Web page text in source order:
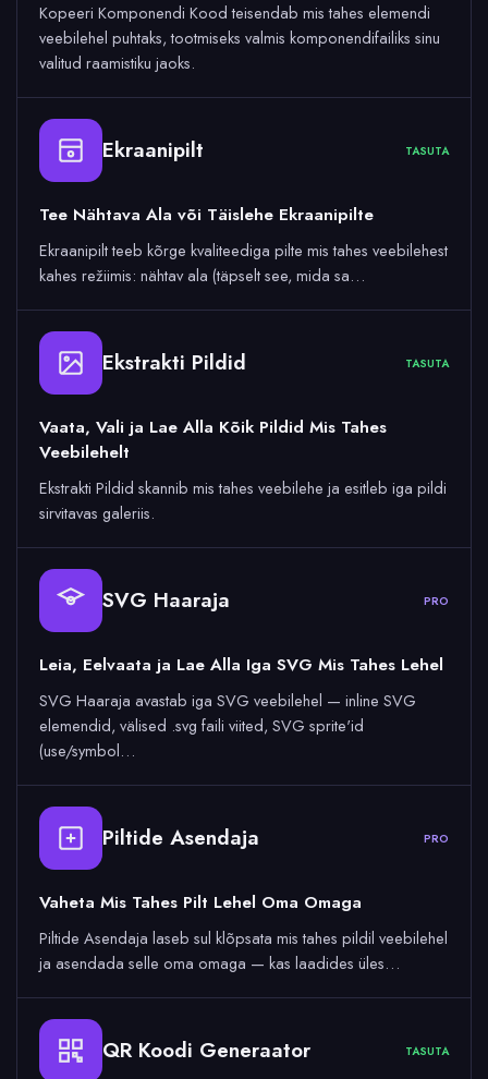
Kopeeri Komponendi Kood teisendab mis tahes elemendi
veebilehel puhtaks, tootmiseks valmis komponendifailiks sinu
valitud raamistiku jaoks.
Ekraanipilt TASUTA
Tee Nähtava Ala või Täislehe Ekraanipilte
Ekraanipilt teeb kõrge kvaliteediga pilte mis tahes veebilehest
kahes režiimis: nähtav ala (täpselt see, mida sa…
Ekstrakti Pildid TASUTA
Vaata, Vali ja Lae Alla Kõik Pildid Mis Tahes
Veebilehelt
Ekstrakti Pildid skannib mis tahes veebilehe ja esitleb iga pildi
sirvitavas galeriis.
SVG Haaraja PRO
Leia, Eelvaata ja Lae Alla Iga SVG Mis Tahes Lehel
SVG Haaraja avastab iga SVG veebilehel — inline SVG
elemendid, välised .svg faili viited, SVG sprite'id
(use/symbol…
Piltide Asendaja PRO
Vaheta Mis Tahes Pilt Lehel Oma Omaga
Piltide Asendaja laseb sul klõpsata mis tahes pildil veebilehel
ja asendada selle oma omaga — kas laadides üles…
QR Koodi Generaator TASUTA